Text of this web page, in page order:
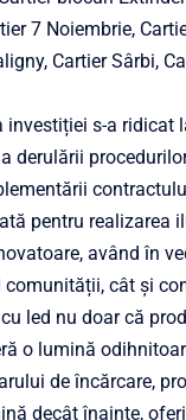
7 Noiembrie,
Cartier Sârbi,
investiției s-a ridicat
derulării
pentru realizarea
având în
comunității, cât și
led nu doar că
o lumină
de încărcare,
decât înainte,